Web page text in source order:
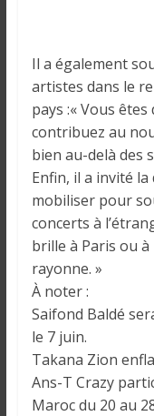
Il a également
artistes dans le
pays :« Vous
contribuez au
bien au-delà des
Enfin, il a invité
mobiliser pour
concerts à
brille à Paris ou à
rayonne. »
À noter :
Saifond Baldé
le 7 juin.
Takana Zion
Ans-T Crazy
Maroc du 20 au